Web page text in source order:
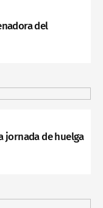
del
jornada de huelga